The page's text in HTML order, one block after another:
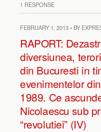
1 RESPONSE
FEBRUARY 1, 2013 • BY
RAPORT:
diversiunea,
din Bucuresti in
evenimentelor
1989. Ce
Nicolaescu sub
“revolutiei” (IV)